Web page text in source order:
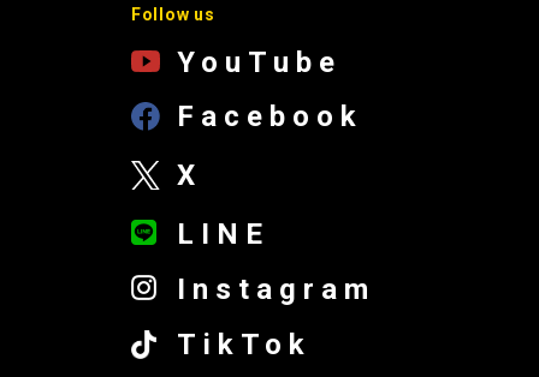
Follow us
YouTube
Facebook
X
LINE
Instagram
TikTok